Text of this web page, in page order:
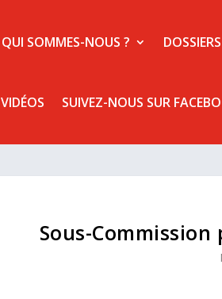
QUI SOMMES-NOUS ? DOSSIERS
VIDÉOS SUIVEZ-NOUS SUR
Sous-